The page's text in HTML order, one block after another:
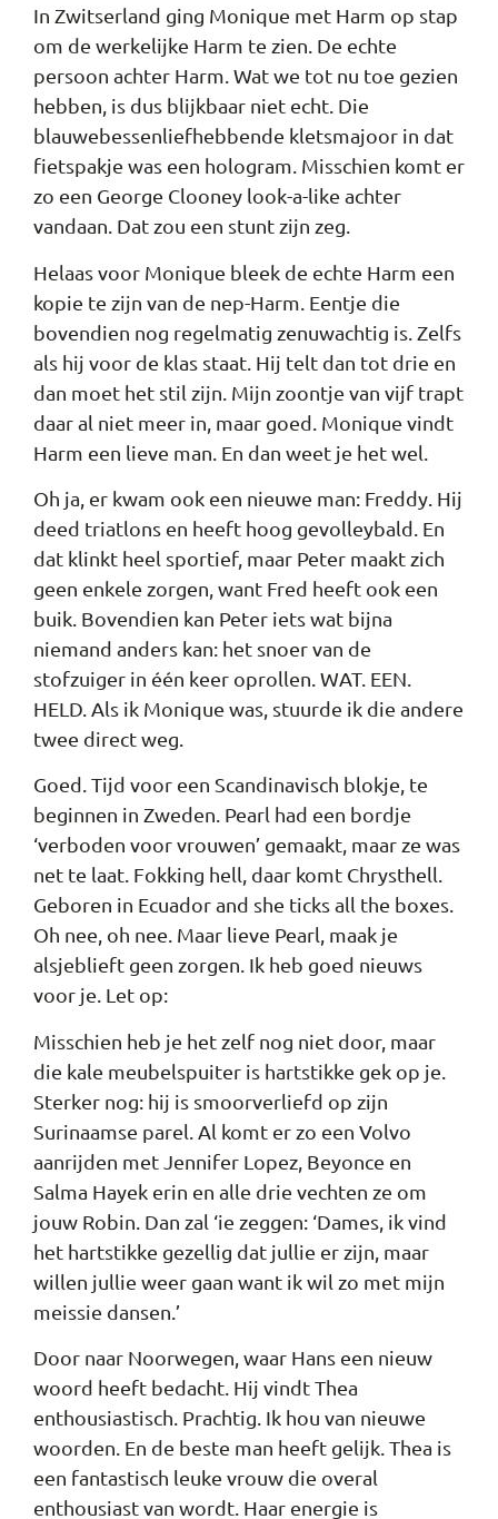
In Zwitserland ging Monique met Harm op stap
om de werkelijke Harm te zien. De echte
persoon achter Harm. Wat we tot nu toe gezien
hebben, is dus blijkbaar niet echt. Die
blauwebessenliefhebbende kletsmajoor in dat
fietspakje was een hologram. Misschien komt er
zo een George Clooney look-a-like achter
vandaan. Dat zou een stunt zijn zeg.
Helaas voor Monique bleek de echte Harm een
kopie te zijn van de nep-Harm. Eentje die
bovendien nog regelmatig zenuwachtig is. Zelfs
als hij voor de klas staat. Hij telt dan tot drie en
dan moet het stil zijn. Mijn zoontje van vijf trapt
daar al niet meer in, maar goed. Monique vindt
Harm een lieve man. En dan weet je het wel.
Oh ja, er kwam ook een nieuwe man: Freddy. Hij
deed triatlons en heeft hoog gevolleybald. En
dat klinkt heel sportief, maar Peter maakt zich
geen enkele zorgen, want Fred heeft ook een
buik. Bovendien kan Peter iets wat bijna
niemand anders kan: het snoer van de
stofzuiger in één keer oprollen. WAT. EEN.
HELD. Als ik Monique was, stuurde ik die andere
twee direct weg.
Goed. Tijd voor een Scandinavisch blokje, te
beginnen in Zweden. Pearl had een bordje
‘verboden voor vrouwen’ gemaakt, maar ze was
net te laat. Fokking hell, daar komt Chrysthell.
Geboren in Ecuador and she ticks all the boxes.
Oh nee, oh nee. Maar lieve Pearl, maak je
alsjeblieft geen zorgen. Ik heb goed nieuws
voor je. Let op:
Misschien heb je het zelf nog niet door, maar
die kale meubelspuiter is hartstikke gek op je.
Sterker nog: hij is smoorverliefd op zijn
Surinaamse parel. Al komt er zo een Volvo
aanrijden met Jennifer Lopez, Beyonce en
Salma Hayek erin en alle drie vechten ze om
jouw Robin. Dan zal ‘ie zeggen: ‘Dames, ik vind
het hartstikke gezellig dat jullie er zijn, maar
willen jullie weer gaan want ik wil zo met mijn
meissie dansen.’
Door naar Noorwegen, waar Hans een nieuw
woord heeft bedacht. Hij vindt Thea
enthousiastisch. Prachtig. Ik hou van nieuwe
woorden. En de beste man heeft gelijk. Thea is
een fantastisch leuke vrouw die overal
enthousiast van wordt. Haar energie is